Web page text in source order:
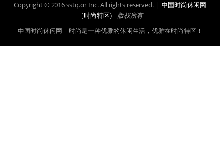
Copyright © 2016 sstq.cn Inc. All rights reserved. | 中国时尚休闲网
（时尚特区）
版权所有
中国时尚休闲网 时尚是一种优雅的休闲生活，优雅在时尚特区！